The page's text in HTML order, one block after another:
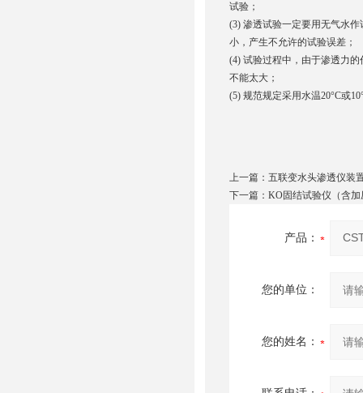
试验；
(3) 渗透试验一定要用无气水
小，产生不允许的试验误差；
(4) 试验过程中，由于渗透力的
不能太大；
(5) 规范规定采用水温20°C或
上一篇： 五联变水头渗透仪装
下一篇： KO固结试验仪（含加
产品：
您的单位：
您的姓名：